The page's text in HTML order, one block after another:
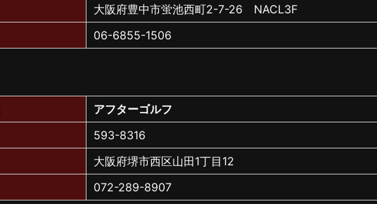
大阪府豊中市蛍池西町2-7-26 NACL3F
06-6855-1506
アフターゴルフ
593-8316
大阪府堺市西区山田1丁目12
072-289-8907